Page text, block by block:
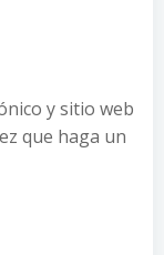
y sitio web
que haga un